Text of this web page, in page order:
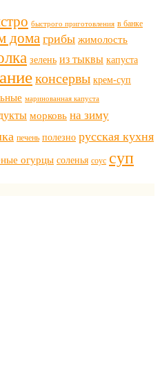
быстрого приготовления в банке
домагрибы жимолость
зелень из тыквы капуста
консервы крем-суп
маринованная капуста
морковь на зиму
печень полезно русская кухня
огурцы соленья соус суп